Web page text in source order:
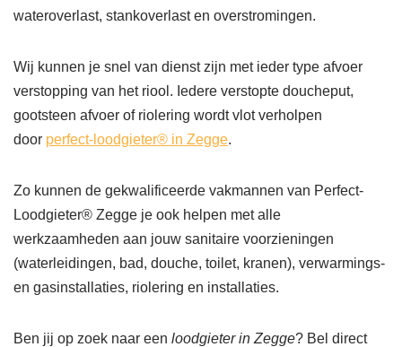
wateroverlast, stankoverlast en overstromingen.
Wij kunnen je snel van dienst zijn met ieder type afvoer
verstopping van het riool. Iedere verstopte doucheput,
gootsteen afvoer of riolering wordt vlot verholpen
door perfect-loodgieter® in Zegge.
Zo kunnen de gekwalificeerde vakmannen van Perfect-
Loodgieter® Zegge je ook helpen met alle
werkzaamheden aan jouw sanitaire voorzieningen
(waterleidingen, bad, douche, toilet, kranen), verwarmings-
en gasinstallaties, riolering en installaties.
Ben jij op zoek naar een loodgieter in Zegge? Bel direct